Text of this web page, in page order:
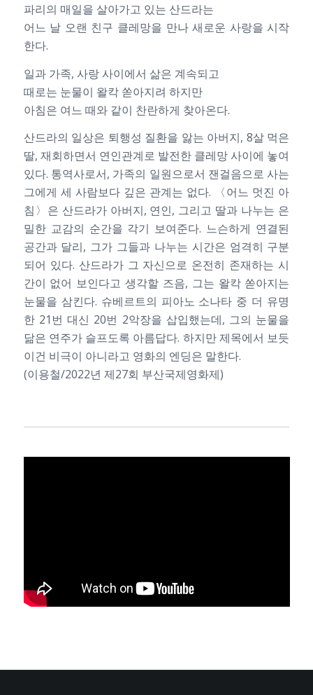
파리의 매일을 살아가고 있는 산드라는
어느 날 오랜 친구 클레망을 만나 새로운 사랑을 시작
한다.
일과 가족, 사랑 사이에서 삶은 계속되고
때로는 눈물이 왈칵 쏟아지려 하지만
아침은 여느 때와 같이 찬란하게 찾아온다.
산드라의 일상은 퇴행성 질환을 앓는 아버지, 8살 먹은
딸, 재회하면서 연인관계로 발전한 클레망 사이에 놓여
있다. 통역사로서, 가족의 일원으로서 잰걸음으로 사는
그에게 세 사람보다 깊은 관계는 없다. 〈어느 멋진 아
침〉은 산드라가 아버지, 연인, 그리고 딸과 나누는 은
밀한 교감의 순간을 각기 보여준다. 느슨하게 연결된
공간과 달리, 그가 그들과 나누는 시간은 엄격히 구분
되어 있다. 산드라가 그 자신으로 온전히 존재하는 시
간이 없어 보인다고 생각할 즈음, 그는 왈칵 쏟아지는
눈물을 삼킨다. 슈베르트의 피아노 소나타 중 더 유명
한 21번 대신 20번 2악장을 삽입했는데, 그의 눈물을
닮은 연주가 슬프도록 아름답다. 하지만 제목에서 보듯
이건 비극이 아니라고 영화의 엔딩은 말한다.
(이용철/2022년 제27회 부산국제영화제)